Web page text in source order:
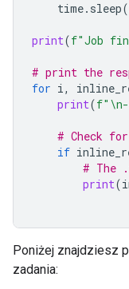
time. sleep(
print(f"Job
# print the
for i,
print(f" \n
# Check
if
# The
print(
Poniżej znajdziesz
zadania: